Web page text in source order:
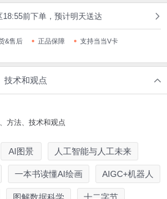
前下单，预计明天送达
&售后 正品保障
支持当当V卡
技术和观点
方法、技术和观点
AI图景 人工智能与人工未来
一本书读懂AI绘画 AIGC+机器人
图解数据科学 十二字节